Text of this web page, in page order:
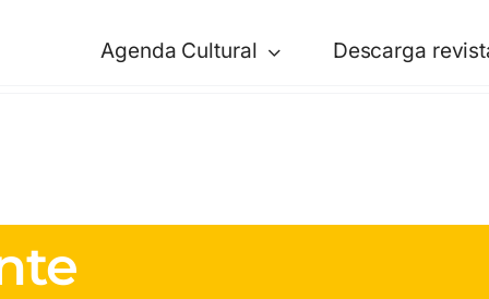
Agenda Cultural Descarga